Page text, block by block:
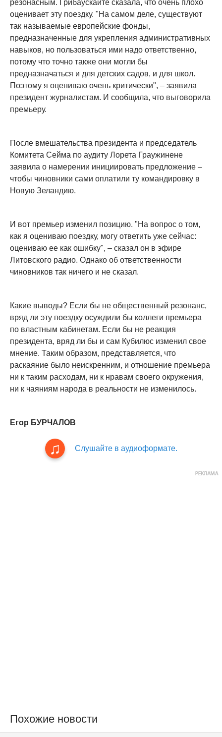
резонасным. Грибаускайте сказала, что очень плохо
оценивает эту поездку. "На самом деле, существуют
так называемые европейские фонды,
предназначенные для укрепления административных
навыков, но пользоваться ими надо ответственно,
потому что точно также они могли бы
предназначаться и для детских садов, и для школ.
Поэтому я оцениваю очень критически", – заявила
президент журналистам. И сообщила, что выговорила
премьеру.
После вмешательства президента и председатель
Комитета Сейма по аудиту Лорета Граужинене
заявила о намерении инициировать предложение –
чтобы чиновники сами оплатили ту командировку в
Новую Зеландию.
И вот премьер изменил позицию. "На вопрос о том,
как я оцениваю поездку, могу ответить уже сейчас:
оцениваю ее как ошибку", – сказал он в эфире
Литовского радио. Однако об ответственности
чиновников так ничего и не сказал.
Какие выводы? Если бы не общественный резонанс,
вряд ли эту поездку осуждили бы коллеги премьера
по властным кабинетам. Если бы не реакция
президента, вряд ли бы и сам Кубилюс изменил свое
мнение. Таким образом, представляется, что
раскаяние было неискренним, и отношение премьера
ни к таким расходам, ни к нравам своего окружения,
ни к чаяниям народа в реальности не изменилось.
Егор БУРЧАЛОВ
Слушайте в аудиоформате.
Похожие новости